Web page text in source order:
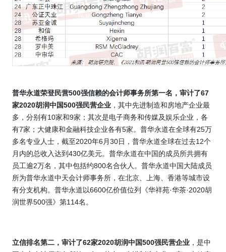
普华永道荣登民营500强信赖的会计师事务所第一名， 审计了67
家2020胡润中国500强民营企业 ，其中先进制造和房地产企业最
多，分别有10家和9家；其次是电子商务和传媒及娱乐企业，各
有7家；大健康和金融科技企业各有5家。普华永道在全球有25万
多名专业人士，截至2020年6 月30日，普华永道全球在过去12个
月内的总收入达到430亿美元。普华永道在中国的成员所共拥有
员工逾2万名，其中包括约800名合伙人。普华永道中国大陆成员
所为普华永道中天会计师事务所，在北京、上海、香港等城市设
有分支机构。普华永道以6600亿价值位列《华祥苑·华茶·2020胡
润世界500强》第114名。
立信排名第二，审计了62家2020胡润中国500强民营企业 ，是中